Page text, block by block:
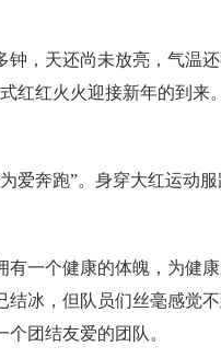
钟，天还尚未放亮，气温
红红火火迎接新年的到来
爱奔跑”。身穿大红运动
有一个健康的体魄，为健
结冰，但队员们丝毫感觉
团结友爱的团队。